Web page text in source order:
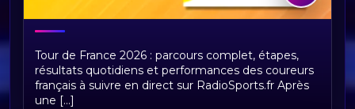
Tour de France 2026 : présentation,
étapes et replays Radio Sports
Tour de France 2026 : parcours complet, étapes,
résultats quotidiens et performances des coureurs
français à suivre en direct sur RadioSports.fr Après
une [...]